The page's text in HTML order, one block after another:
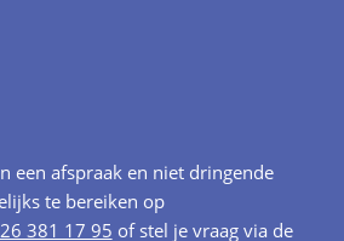
een afspraak en niet dringende
te bereiken op
381 17 95 of stel je vraag via de